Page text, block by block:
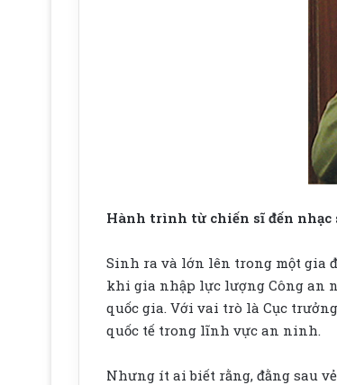
Hành trình từ chiến sĩ đến nhạc
Sinh ra và lớn lên trong một gia
khi gia nhập lực lượng Công an
quốc gia. Với vai trò là Cục
quốc tế trong lĩnh vực an ninh.
Nhưng ít ai biết rằng, đằng sau